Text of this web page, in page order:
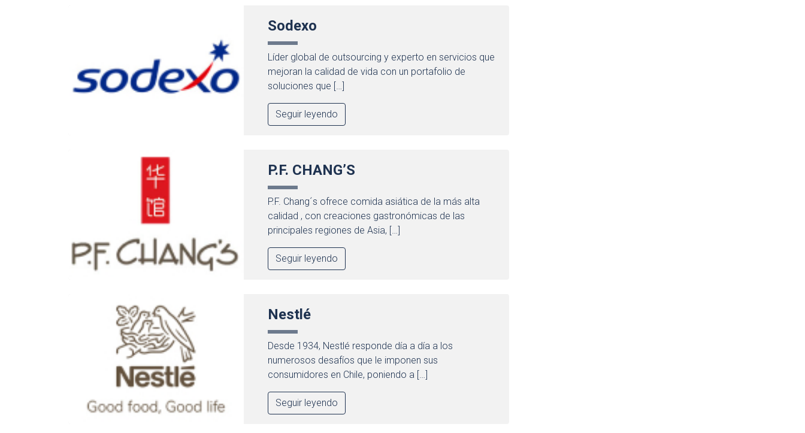
Sodexo
Líder global de outsourcing y experto en servicios que
mejoran la calidad de vida con un portafolio de
soluciones que […]
Seguir leyendo
P.F. CHANG’S
P.F. Chang´s ofrece comida asiática de la más alta
calidad , con creaciones gastronómicas de las
principales regiones de Asia, […]
Seguir leyendo
Nestlé
Desde 1934, Nestlé responde día a día a los
numerosos desafíos que le imponen sus
consumidores en Chile, poniendo a […]
Seguir leyendo